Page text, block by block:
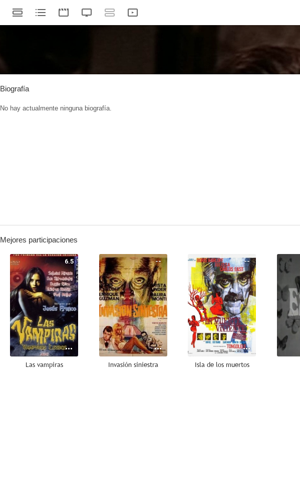
Biografía
No hay actualmente ninguna biografía.
Mejores participaciones
6.5
Las vampiras
--
Invasión siniestra
--
Isla de los muertos